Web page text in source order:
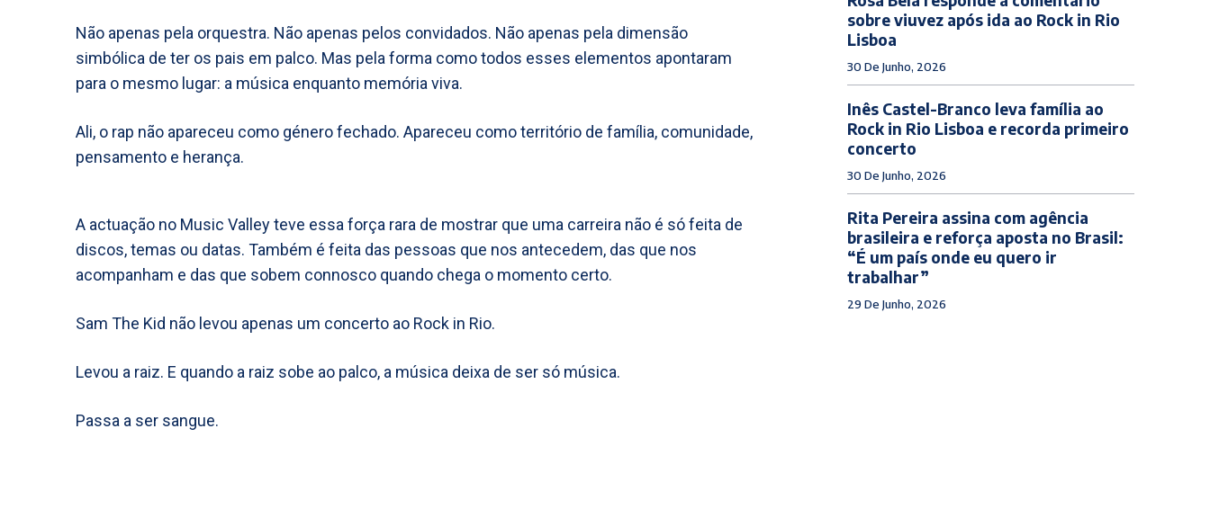
Não apenas pela orquestra. Não apenas pelos convidados. Não apenas pela dimensão
simbólica de ter os pais em palco. Mas pela forma como todos esses elementos apontaram
para o mesmo lugar: a música enquanto memória viva.
Ali, o rap não apareceu como género fechado. Apareceu como território de família, comunidade,
pensamento e herança.
A actuação no Music Valley teve essa força rara de mostrar que uma carreira não é só feita de
discos, temas ou datas. Também é feita das pessoas que nos antecedem, das que nos
acompanham e das que sobem connosco quando chega o momento certo.
Sam The Kid não levou apenas um concerto ao Rock in Rio.
Levou a raiz. E quando a raiz sobe ao palco, a música deixa de ser só música.
Passa a ser sangue.
sobre viuvez após ida ao Rock in Rio
Lisboa
30 De Junho, 2026
Inês Castel-Branco leva família ao
Rock in Rio Lisboa e recorda primeiro
concerto
30 De Junho, 2026
Rita Pereira assina com agência
brasileira e reforça aposta no Brasil:
“É um país onde eu quero ir
trabalhar”
29 De Junho, 2026